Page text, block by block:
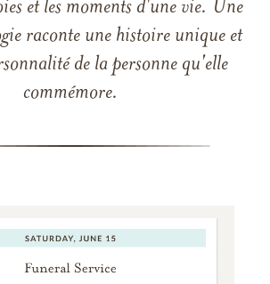
et les moments d'une vie. Une
raconte une histoire unique et
de la personne qu'elle
commémore.